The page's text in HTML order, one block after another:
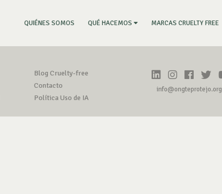
QUIÉNES SOMOS (CURRENT)
QUÉ HACEMOS MARCAS CRUELTY FREE
Blog Cruelty-free
Contacto
Política Uso de IA
info@ongteprotejo.org